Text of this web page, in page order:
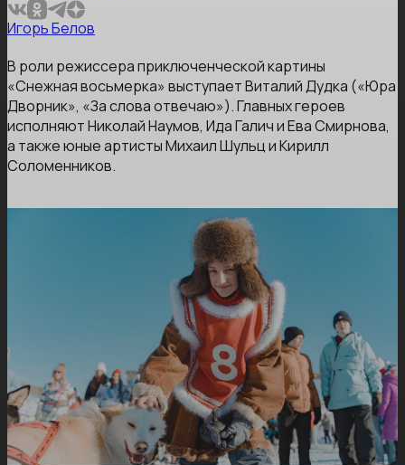
Игорь Белов
В роли режиссера приключенческой картины
«Снежная восьмерка» выступает Виталий Дудка («Юра
Дворник», «За слова отвечаю»). Главных героев
исполняют Николай Наумов, Ида Галич и Ева Смирнова,
а также юные артисты Михаил Шульц и Кирилл
Соломенников.